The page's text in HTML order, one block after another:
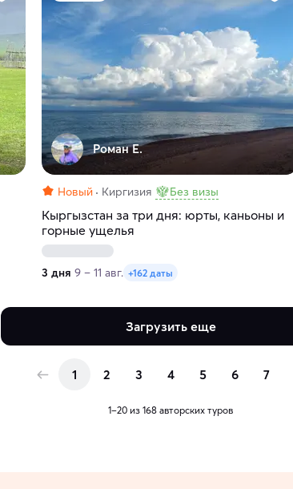
Роман Е.
Новый Киргизия Без визы
Кыргызстан за три дня: юрты, каньоны и
горные ущелья
3 дня 9 – 11 авг. +162 даты
Загрузить еще
1 2 3 4 5 6 7
1–20 из 168 авторских туров